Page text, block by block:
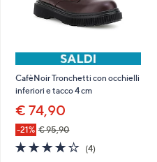
CafèNoir Tronchetti con occhielli
inferiori e tacco 4 cm
€ 74,90
-21% € 95,90
4.2
of
(4)4